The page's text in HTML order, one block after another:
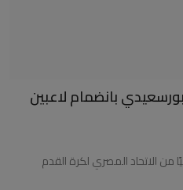
بانضمام لاعبين
من الاتحاد المصري لكرة القدم